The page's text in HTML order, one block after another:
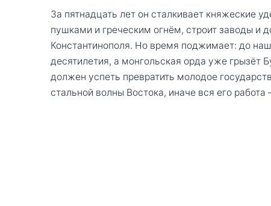
За пятнадцать лет он сталкивает княжеские
пушками и греческим огнём, строит заводы и
Константинополя. Но время поджимает: до
десятилетия, а монгольская орда уже
должен успеть превратить молодое
стальной волны Востока, иначе вся его работа